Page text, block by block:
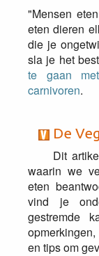
"Mensen
eten dieren
die je
sla je het
te gaan
carnivoren.
De
Dit
waarin we
eten
vind je
gestremde
en tips om